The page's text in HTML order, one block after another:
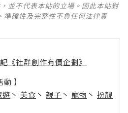
並不代表本站的立場。因此本站對
準確性及完整性不負任何法律責
《社群創作有價企劃》
】
遊 丶 美食 丶 親子 丶 寵物 丶 扮靚